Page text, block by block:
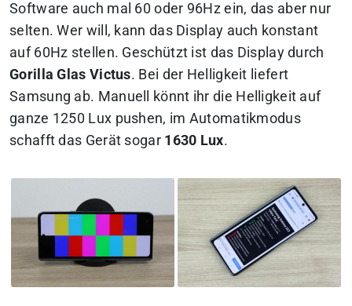
Software auch mal 60 oder 96Hz ein, das aber nur
selten. Wer will, kann das Display auch konstant
auf 60Hz stellen. Geschützt ist das Display durch
Gorilla Glas Victus. Bei der Helligkeit liefert
Samsung ab. Manuell könnt ihr die Helligkeit auf
ganze 1250 Lux pushen, im Automatikmodus
schafft das Gerät sogar 1630 Lux.